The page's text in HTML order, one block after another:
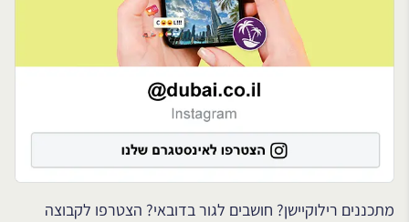
מתכננים רילוקיישן? חושבים לגור בדובאי? הצטרפו לקבוצה